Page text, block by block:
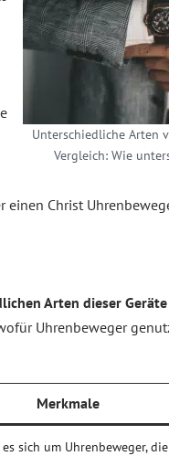
Unterschiedliche Arten
Vergleich: Wie
Christ
Arten dieser Geräte
Uhrenbeweger
Merkmale
sich um Uhrenbeweger,